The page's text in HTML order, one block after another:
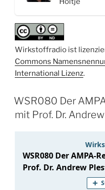
Wirkstoffradio ist
Commons
International Lizenz.
WSR080 Der
mit Prof. Dr.